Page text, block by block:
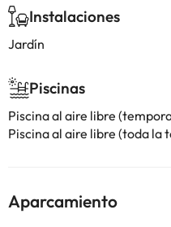
Instalaciones
Jardín
Piscinas
Piscina al aire libre
Piscina al aire libre (toda la
Aparcamiento